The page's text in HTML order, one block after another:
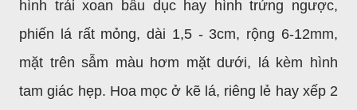
hình trái xoan bầu dục hay hình trứng ngược,
phiến lá rất mỏng, dài 1,5 - 3cm, rộng 6-12mm,
mặt trên sẫm màu hơm mặt dưới, lá kèm hình
tam giác hẹp. Hoa mọc ở kẽ lá, riêng lẻ hay xếp 2